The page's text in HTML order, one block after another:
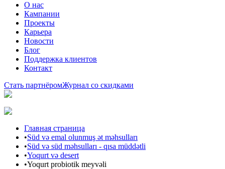
О нас
Кампании
Проекты
Карьера
Новости
Блог
Поддержка клиентов
Контакт
Стать партнёромЖурнал со скидками
Главная страница
•Süd və emal olunmuş ət məhsulları
•Süd və süd məhsulları - qısa müddətli
•Yoqurt və desert
•Yoqurt probiotik meyvəli